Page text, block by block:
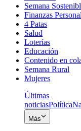
Semana
Finanzas
4 Patas
Salud
Loterías
Educación
Contenido en
Semana Rural
Mujeres
Últimas
noticiasPolítica
Más